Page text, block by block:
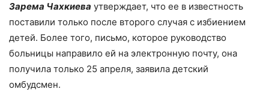
Зарема Чахкиева утверждает, что ее в известность
поставили только после второго случая с избиением
детей. Более того, письмо, которое руководство
больницы направило ей на электронную почту, она
получила только 25 апреля, заявила детский
омбудсмен.